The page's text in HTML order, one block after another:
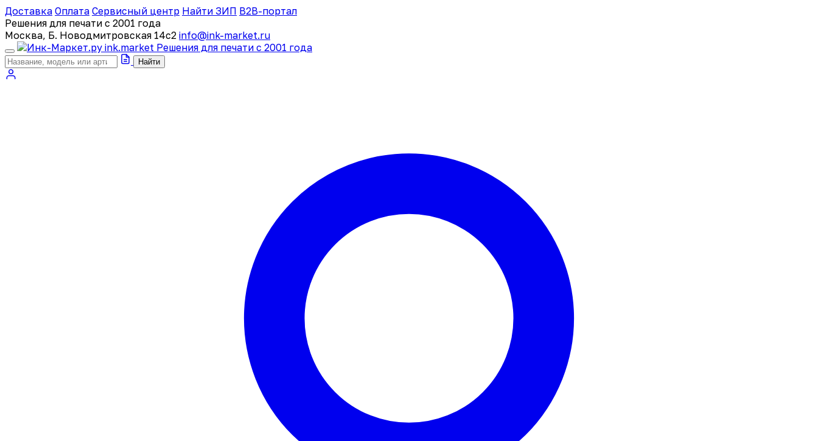
Доставка Оплата Сервисный центр Найти ЗИП B2B-портал
Решения для печати с 2001 года
Москва, Б. Новодмитровская 14с2 info@ink-market.ru
ink.market Решения для печати с 2001 года
Найти